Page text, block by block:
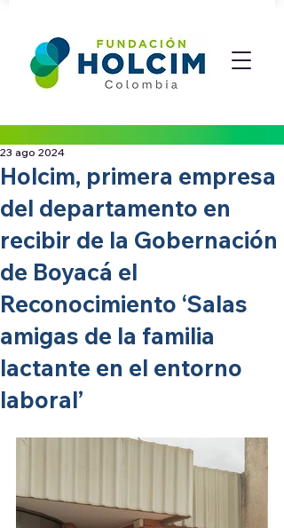
Holcim, primera empresa
del departamento en
recibir de la Gobernación
de Boyacá el
Reconocimiento ‘Salas
amigas de la familia
lactante en el entorno
laboral’
23 ago 2024